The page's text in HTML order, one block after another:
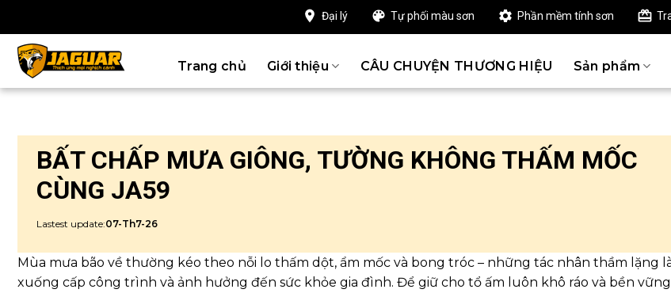
dung
Đại lý Tự phối màu sơn Phần mềm tính sơn
Trang chủ Giới thiệu CÂU CHUYỆN THƯƠNG HIỆU Sản phẩm
BẤT CHẤP MƯA GIÔNG, TƯỜNG KHÔNG THẤM MỐC
CÙNG JA59
Lastest update:07-Th7-26
Mùa mưa bão về thường kéo theo nỗi lo thấm dột, ẩm mốc và bong tróc – những tác nhân thầm lặng
xuống cấp công trình và ảnh hưởng đến sức khỏe gia đình. Để giữ cho tổ ấm luôn khô ráo và bền